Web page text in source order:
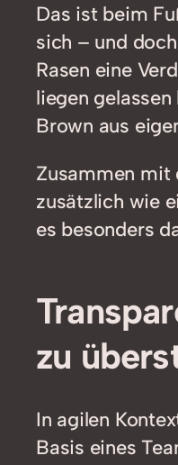
Das ist beim
sich – und
Rasen eine
liegen
Brown aus
Zusammen mit
zusätzlich wie
es besonders
zu
In agilen
Basis eines